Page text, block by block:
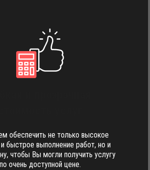
обеспечить не только высокое
быстрое выполнение работ, но и
чтобы Вы могли получить услугу
по очень доступной цене.